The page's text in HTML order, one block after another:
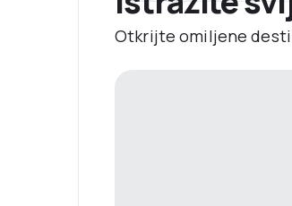
Otkrijte omiljene